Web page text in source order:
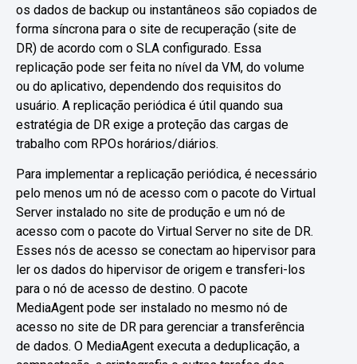
os dados de backup ou instantâneos são copiados de
forma síncrona para o site de recuperação (site de
DR) de acordo com o SLA configurado. Essa
replicação pode ser feita no nível da VM, do volume
ou do aplicativo, dependendo dos requisitos do
usuário. A replicação periódica é útil quando sua
estratégia de DR exige a proteção das cargas de
trabalho com RPOs horários/diários.
Para implementar a replicação periódica, é necessário
pelo menos um nó de acesso com o pacote do Virtual
Server instalado no site de produção e um nó de
acesso com o pacote do Virtual Server no site de DR.
Esses nós de acesso se conectam ao hipervisor para
ler os dados do hipervisor de origem e transferi-los
para o nó de acesso de destino. O pacote
MediaAgent pode ser instalado no mesmo nó de
acesso no site de DR para gerenciar a transferência
de dados. O MediaAgent executa a deduplicação, a